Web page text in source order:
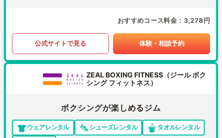
おすすめコース料金 3,278円
公式サイトで見る 体験・相談予約
ZEAL BOXING FITNESS（ジール ボク
シング フィットネス）
ボクシングが楽しめるジム
ウェアレンタル シューズレンタル
タオルレンタル